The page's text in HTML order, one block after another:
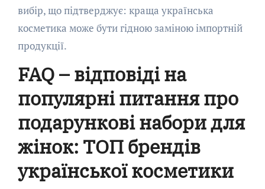
вибір, що підтверджує: краща українська
косметика може бути гідною заміною імпортній
продукції.
FAQ – відповіді на
популярні питання про
подарункові набори для
жінок: ТОП брендів
української косметики